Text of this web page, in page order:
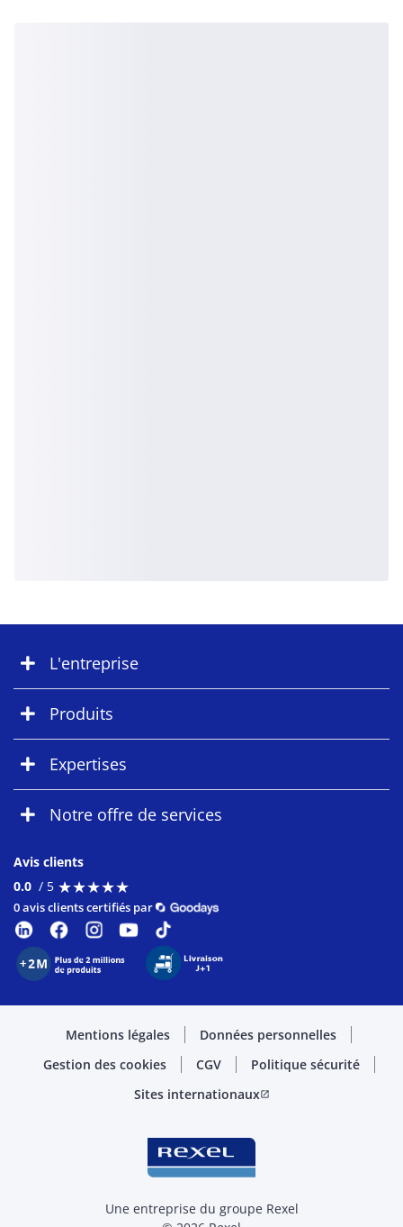
L'entreprise
Produits
Expertises
Notre offre de services
Avis clients
0.0 / 5 ★★★★★
★★★★★
0 avis clients certifiés par
Mentions légales
Données personnelles
Gestion des cookies
CGV
Politique sécurité
Sites internationauxopen_in_new
Une entreprise du groupe Rexel